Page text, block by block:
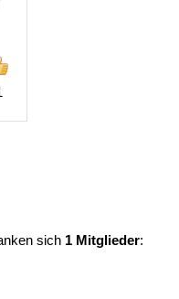
sich 1 Mitglieder: